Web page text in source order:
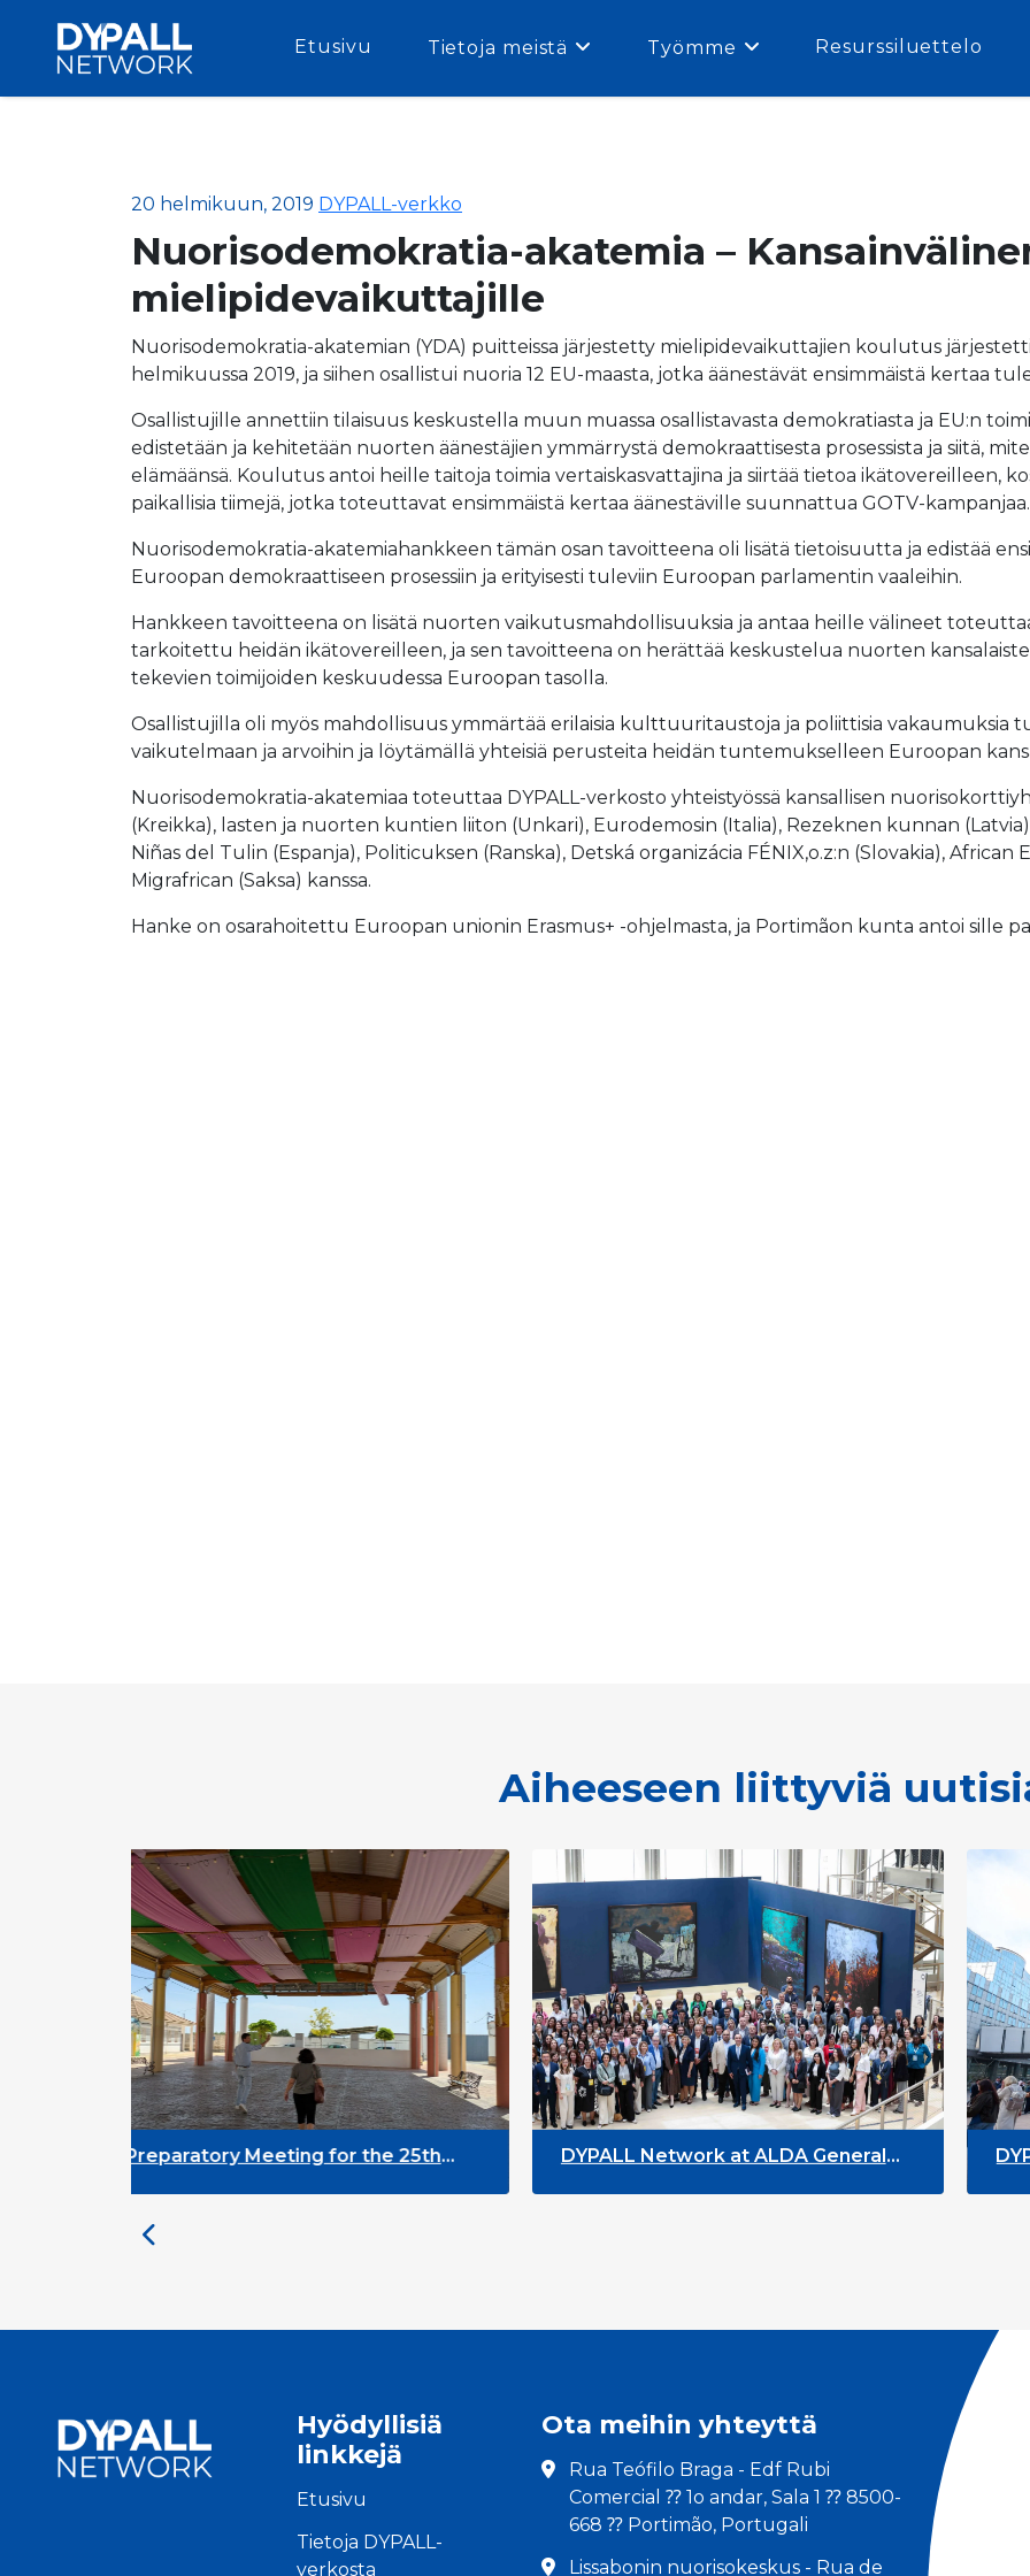
Etusivu Tietoja meistä Työmme Resurssiluettelo
20 helmikuun, 2019 DYPALL-verkko
Nuorisodemokratia-akatemia –
mielipidevaikuttajille
Nuorisodemokratia-akatemian (YDA) puitteissa järjestetty mielipidevaikuttajien koulutus
helmikuussa 2019, ja siihen osallistui nuoria 12 EU-maasta, jotka äänestävät ensimmäistä kertaa
Osallistujille annettiin tilaisuus keskustella muun muassa osallistavasta demokratiasta ja EU:n
edistetään ja kehitetään nuorten äänestäjien ymmärrystä demokraattisesta prosessista ja siitä,
elämäänsä. Koulutus antoi heille taitoja toimia vertaiskasvattajina ja siirtää tietoa ikätovereilleen,
paikallisia tiimejä, jotka toteuttavat ensimmäistä kertaa äänestäville suunnattua GOTV-kampanjaa.
Nuorisodemokratia-akatemiahankkeen tämän osan tavoitteena oli lisätä tietoisuutta ja edistää
Euroopan demokraattiseen prosessiin ja erityisesti tuleviin Euroopan parlamentin vaaleihin.
Hankkeen tavoitteena on lisätä nuorten vaikutusmahdollisuuksia ja antaa heille välineet
tarkoitettu heidän ikätovereilleen, ja sen tavoitteena on herättää keskustelua nuorten
tekevien toimijoiden keskuudessa Euroopan tasolla.
Osallistujilla oli myös mahdollisuus ymmärtää erilaisia kulttuuritaustoja ja poliittisia vakaumuksia
vaikutelmaan ja arvoihin ja löytämällä yhteisiä perusteita heidän tuntemukselleen Euroopan
Nuorisodemokratia-akatemiaa toteuttaa DYPALL-verkosto yhteistyössä kansallisen
(Kreikka), lasten ja nuorten kuntien liiton (Unkari), Eurodemosin (Italia), Rezeknen kunnan (Latvia),
Niñas del Tulin (Espanja), Politicuksen (Ranska), Detská organizácia FÉNIX,o.z:n (Slovakia),
Migrafrican (Saksa) kanssa.
Hanke on osarahoitettu Euroopan unionin Erasmus+ -ohjelmasta, ja Portimãon kunta antoi sille
Aiheeseen liittyviä
Meeting for the 25th
DYPALL Network at ALDA General
DYPALL Network at the
Hyödyllisiä
linkkejä
Etusivu
Tietoja DYPALL-
verkosta
Ota meihin yhteyttä
Rua Teófilo Braga - Edf Rubi
Comercial ⁇ 1o andar, Sala 1 ⁇ 8500-
668 ⁇ Portimão, Portugali
Lissabonin nuorisokeskus - Rua de